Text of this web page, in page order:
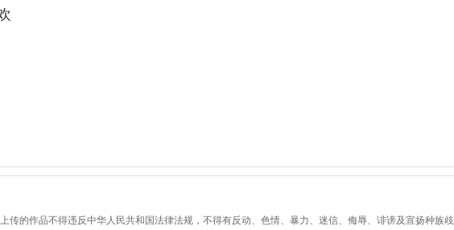
传的作品不得违反中华人民共和国法律法规，不得有反动、色情、暴力、迷信、侮辱、诽谤及宣扬种族歧